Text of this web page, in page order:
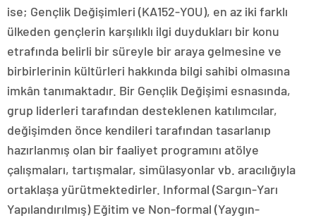
ise; Gençlik Değişimleri (KA152-YOU), en az iki farklı
ülkeden gençlerin karşılıklı ilgi duydukları bir konu
etrafında belirli bir süreyle bir araya gelmesine ve
birbirlerinin kültürleri hakkında bilgi sahibi olmasına
imkân tanımaktadır. Bir Gençlik Değişimi esnasında,
grup liderleri tarafından desteklenen katılımcılar,
değişimden önce kendileri tarafından tasarlanıp
hazırlanmış olan bir faaliyet programını atölye
çalışmaları, tartışmalar, simülasyonlar vb. aracılığıyla
ortaklaşa yürütmektedirler. Informal (Sargın-Yarı
Yapılandırılmış) Eğitim ve Non-formal (Yaygın-